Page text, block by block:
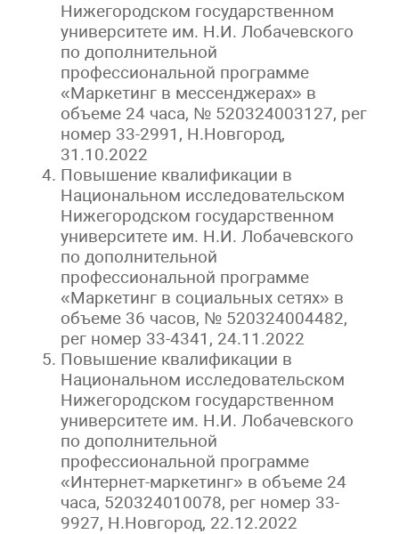
Нижегородском государственном
университете им. Н.И. Лобачевского
по дополнительной
профессиональной программе
«Маркетинг в мессенджерах» в
объеме 24 часа, № 520324003127, рег
номер 33-2991, Н.Новгород,
31.10.2022
Повышение квалификации в
Национальном исследовательском
Нижегородском государственном
университете им. Н.И. Лобачевского
по дополнительной
профессиональной программе
«Маркетинг в социальных сетях» в
объеме 36 часов, № 520324004482,
рег номер 33-4341, 24.11.2022
Повышение квалификации в
Национальном исследовательском
Нижегородском государственном
университете им. Н.И. Лобачевского
по дополнительной
профессиональной программе
«Интернет-маркетинг» в объеме 24
часа, 520324010078, рег номер 33-
9927, Н.Новгород, 22.12.2022